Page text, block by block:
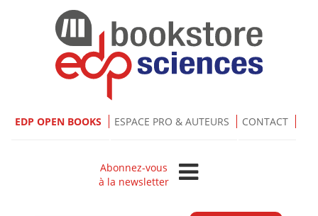
EDP OPEN BOOKS ESPACE PRO & AUTEURS CONTACT
Abonnez-vous
à la newsletter